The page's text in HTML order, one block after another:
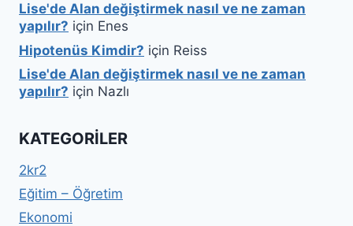
Lise'de Alan değiştirmek nasıl ve ne zaman
yapılır? için Enes
Hipotenüs Kimdir? için Reiss
Lise'de Alan değiştirmek nasıl ve ne zaman
yapılır? için Nazlı
KATEGORILER
2kr2
Eğitim – Öğretim
Ekonomi